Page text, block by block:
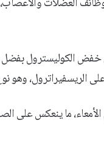
الكوليسترول بفضل
الريسفيراترول، وهو
ما ينعكس على